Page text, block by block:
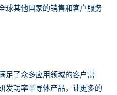
球其他国家的销售和客户服务
足了众多应用领域的客户需
发功率半导体产品，让更多的